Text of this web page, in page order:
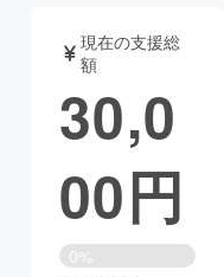
書籍・雑誌
チャレンジ
現在の支援総
額
30,0
00円
0%